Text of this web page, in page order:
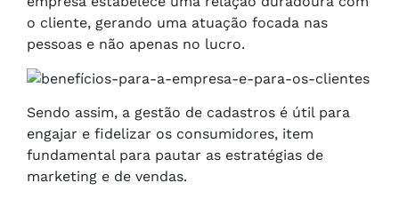
o cliente, gerando uma atuação focada nas
pessoas e não apenas no lucro.
Sendo assim, a gestão de cadastros é útil para
engajar e fidelizar os consumidores, item
fundamental para pautar as estratégias de
marketing e de vendas.